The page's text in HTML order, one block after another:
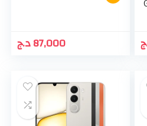
87,000د.ج